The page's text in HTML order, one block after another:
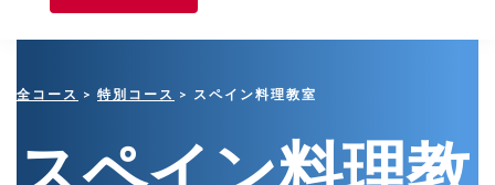
全コース > 特別コース > スペイン料理教室
スペイン料理教